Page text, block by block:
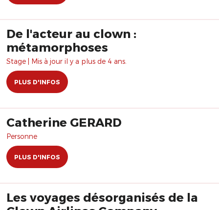
De l'acteur au clown :
métamorphoses
Stage | Mis à jour il y a plus de 4 ans.
PLUS D'INFOS
Catherine GERARD
Personne
PLUS D'INFOS
Les voyages désorganisés de la